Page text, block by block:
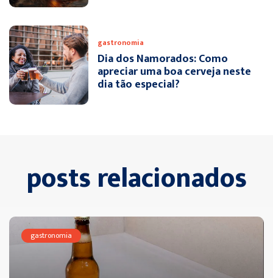
gastronomia
Dia dos Namorados: Como
apreciar uma boa cerveja neste
dia tão especial?
posts relacionados
gastronomia